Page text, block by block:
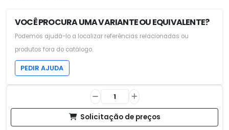
VOCÊ PROCURA UMA VARIANTE OU EQUIVALENTE?
Podemos ajudá-lo a localizar referências relacionadas ou
produtos fora do catálogo.
PEDIR AJUDA
Solicitação de preços